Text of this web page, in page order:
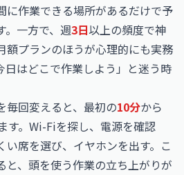
に作業できる場所があるだけで予
。一方で、週3日以上の頻度で神
額プランのほうが心理的にも実務
日はどこで作業しよう」と迷う時
毎回変えると、最初の10分から
す。Wi-Fiを探し、電源を確認
い席を選び、イヤホンを出す。こ
と、頭を使う作業の立ち上がりが